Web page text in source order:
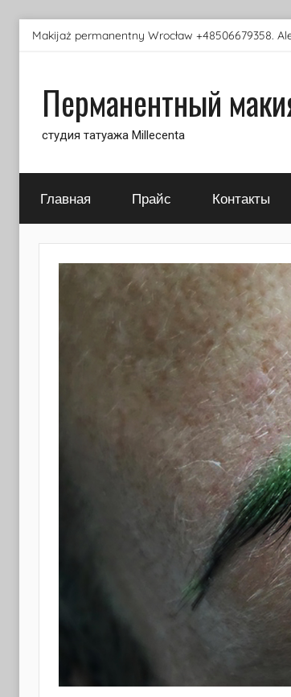
Перейти
Makijaż permanentny Wrocław +48506679358.
Перманентный
студия татуажа Millecenta
Главная Прайс Контакты